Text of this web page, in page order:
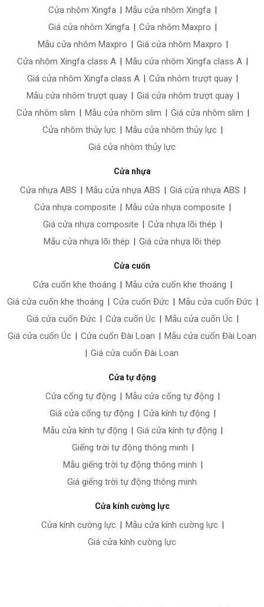
Cửa nhôm Xingfa | Mẫu cửa nhôm Xingfa |
Giá cửa nhôm Xingfa | Cửa nhôm Maxpro |
Mẫu cửa nhôm Maxpro | Giá cửa nhôm Maxpro |
Cửa nhôm Xingfa class A | Mẫu cửa nhôm Xingfa class A |
Giá cửa nhôm Xingfa class A | Cửa nhôm trượt quay |
Mẫu cửa nhôm trượt quay | Giá cửa nhôm trượt quay |
Cửa nhôm slim | Mẫu cửa nhôm slim | Giá cửa nhôm slim |
Cửa nhôm thủy lực | Mẫu cửa nhôm thủy lực |
Giá cửa nhôm thủy lực
Cửa nhựa
Cửa nhựa ABS | Mẫu cửa nhựa ABS | Giá cửa nhựa ABS |
Cửa nhựa composite | Mẫu cửa nhựa composite |
Giá cửa nhựa composite | Cửa nhựa lõi thép |
Mẫu cửa nhựa lõi thép | Giá cửa nhựa lõi thép
Cửa cuốn
Cửa cuốn khe thoáng | Mẫu cửa cuốn khe thoáng |
Giá cửa cuốn khe thoáng | Cửa cuốn Đức | Mẫu cửa cuốn Đức |
Giá cửa cuốn Đức | Cửa cuốn Úc | Mẫu cửa cuốn Úc |
Giá cửa cuốn Úc | Cửa cuốn Đài Loan | Mẫu cửa cuốn Đài Loan
| Giá cửa cuốn Đài Loan
Cửa tự động
Cửa cổng tự động | Mẫu cửa cổng tự động |
Giá cửa cổng tự động | Cửa kính tự động |
Mẫu cửa kính tự động | Giá cửa kính tự động |
Giếng trời tự động thông minh |
Mẫu giếng trời tự động thông minh |
Giá giếng trời tự động thông minh
Cửa kính cường lực
Cửa kính cường lực | Mẫu cửa kính cường lực |
Giá cửa kính cường lực